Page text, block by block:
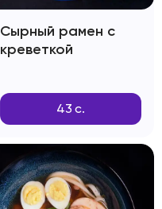
Сырный рамен с
креветкой
43 с.